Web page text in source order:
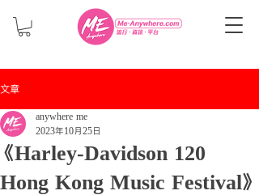
文章
《Harley-Davidson 120
Hong Kong Music Festival》
anywhere me
2023年10月25日